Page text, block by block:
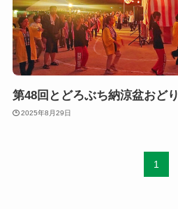
第48回とどろぶち納涼盆おどり
2025年8月29日
1